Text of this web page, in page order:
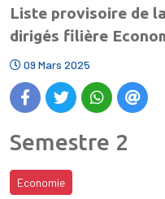
Liste provisoire de
dirigés filière
09 Mars 2025
Semestre 2
Economie